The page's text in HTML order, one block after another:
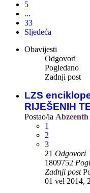
5
...
33
Sljedeća
Obavijesti
Odgovori
Pogledano
Zadnji post
LZS
RIJEŠENIH
Postao/la Abzeenth
1
2
3
21 Odgovori
1809752
Zadnji post
01 vel 2014,